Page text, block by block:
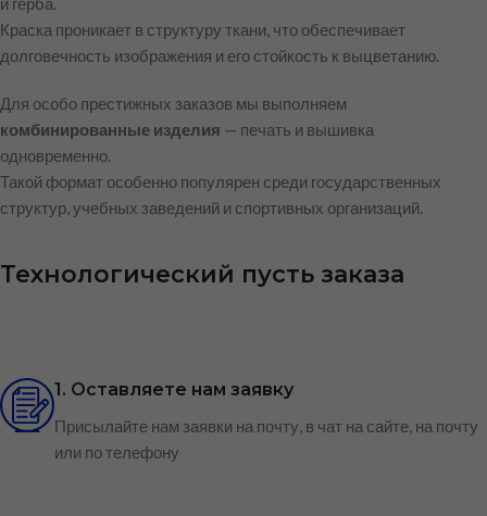
Краска проникает в структуру ткани, что обеспечивает
долговечность изображения и его стойкость к выцветанию.
Для особо престижных заказов мы выполняем
комбинированные изделия — печать и вышивка
одновременно.
Такой формат особенно популярен среди государственных
структур, учебных заведений и спортивных организаций.
Технологический пусть заказа
1. Оставляете нам заявку
Присылайте нам заявки на почту, в чат на сайте, на почту
или по телефону